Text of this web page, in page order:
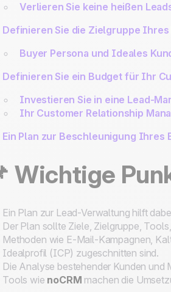
Verlieren Sie keine heißen
Definieren Sie die Zielgruppe
Buyer Persona und Ideales
Definieren Sie ein Budget für Ihr
Investieren Sie in eine Lead-
Ihr Customer Relationship
Ein Plan zur Beschleunigung Ihres
Wichtige
Ein Plan zur Lead-Verwaltung hilft
Der Plan sollte Ziele, Zielgruppe,
Methoden wie E-Mail-Kampagnen,
Idealprofil (ICP) zugeschnitten sind.
Die Analyse bestehender Kunden
Tools wie noCRM machen die